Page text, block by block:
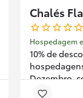
Chalés
10% de
Dezembro,
feriados.